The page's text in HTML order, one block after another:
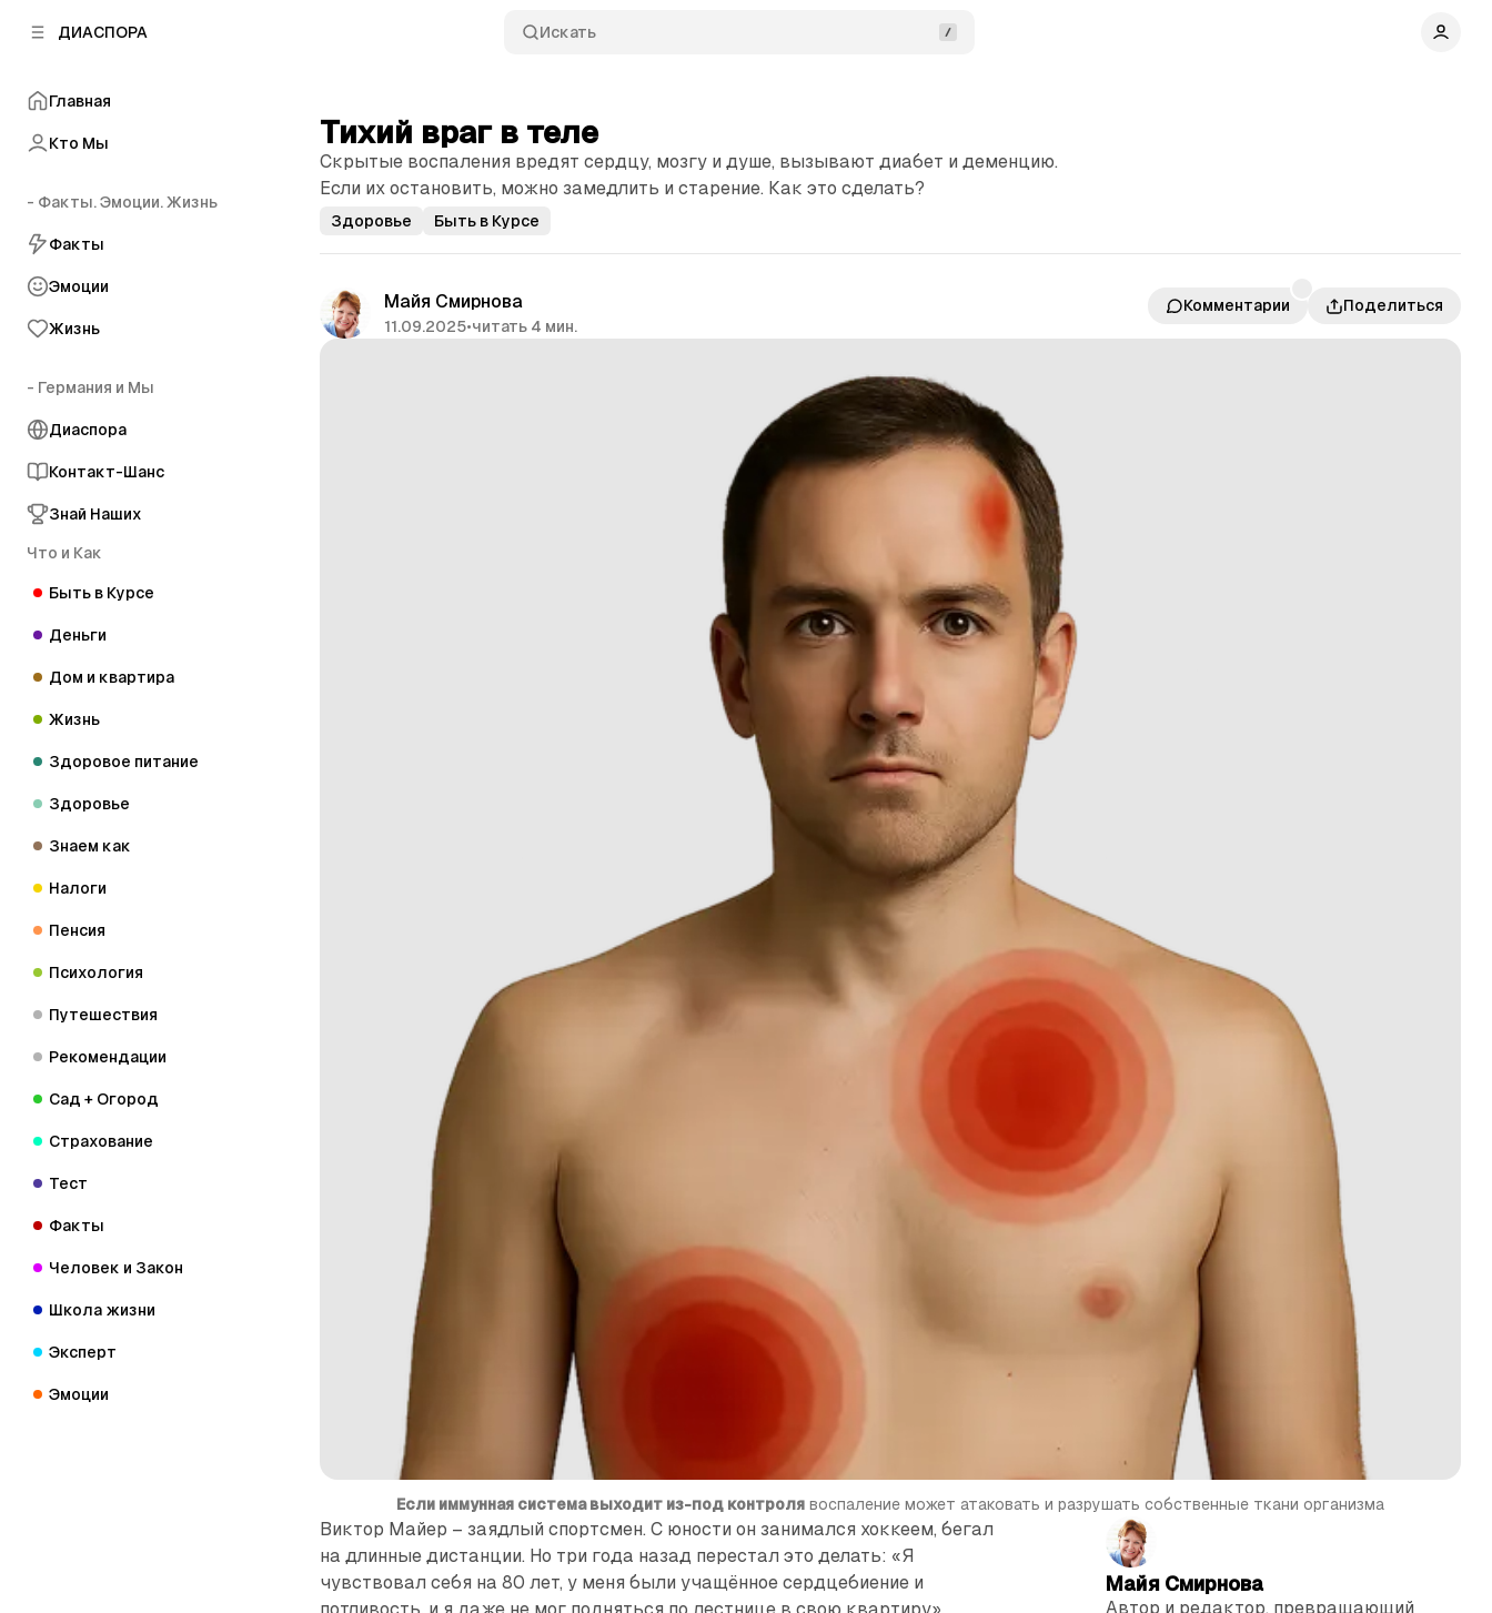
ДИАСПОРА Искать
Главная
Кто Мы
- Факты. Эмоции. Жизнь
Факты
Эмоции
Жизнь
- Германия и Мы
Диаспора
Контакт-Шанс
Знай Наших
Что и Как
Быть в Курсе
Деньги
Дом и квартира
Жизнь
Здоровое питание
Здоровье
Знаем как
Налоги
Пенсия
Психология
Путешествия
Рекомендации
Сад + Огород
Страхование
Тест
Факты
Человек и Закон
Школа жизни
Эксперт
Эмоции
Тихий враг в теле
Скрытые воспаления вредят сердцу, мозгу и душе, вызывают диабет и деменцию.
Если их остановить, можно замедлить и старение. Как это сделать?
Здоровье Быть в Курсе
Майя Смирнова
11.09.2025•читать 4 мин.
Комментарии Поделиться
Если иммунная система выходит из-под контроля воспаление может атаковать и разрушать собственные ткани организма
Виктор Майер – заядлый спортс­мен. С юности он занимался хоккеем, бегал
на длинные дистанции. Но три года назад перестал это делать: «Я
чувствовал себя на 80 лет, у меня были учащённое сердцебиение и
Майя Смирнова
Автор и редактор, превращающий